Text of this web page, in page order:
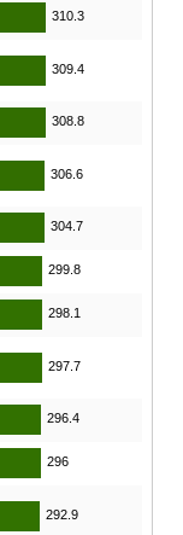
310.3
309.4
308.8
306.6
304.7
299.8
298.1
297.7
296.4
296
292.9